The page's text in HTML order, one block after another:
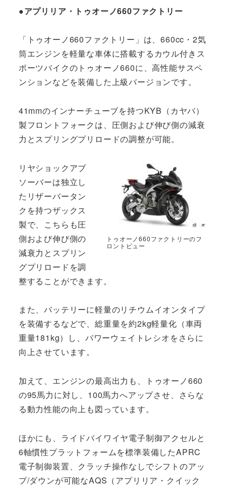
●アプリリア・トゥオーノ660ファクトリー
「トゥオーノ660ファクトリー」は、660cc・2気
筒エンジンを軽量な車体に搭載するカウル付きス
ポーツバイクのトゥオーノ660に、高性能サスペ
ンションなどを装備した上級バージョンです。
41mmのインナーチューブを持つKYB（カヤバ）
製フロントフォークは、圧側および伸び側の減衰
力とスプリングプリロードの調整が可能。
トゥオーノ660ファクトリーのフ
ロントビュー
リヤショックアブ
ソーバーは独立し
たリザーバータン
クを持つザックス
製で、こちらも圧
側および伸び側の
減衰力とスプリン
グプリロードを調
整することができます。
また、バッテリーに軽量のリチウムイオンタイプ
を装備するなどで、総重量を約2kg軽量化（車両
重量181kg）し、パワーウェイトレシオをさらに
向上させています。
加えて、エンジンの最高出力も、トゥオーノ660
の95馬力に対し、100馬力へアップさせ、さらな
る動力性能の向上も図っています。
ほかにも、ライドバイワイヤ電子制御アクセルと
6軸慣性プラットフォームを標準装備したAPRC
電子制御装置、クラッチ操作なしでシフトのアッ
プ/ダウンが可能なAQS（アプリリア・クイック